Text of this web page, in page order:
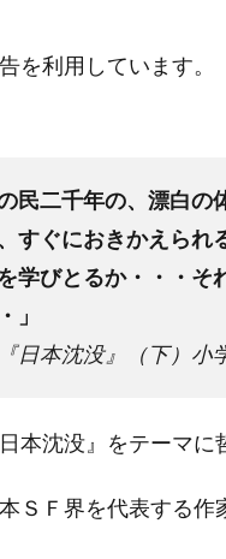
を利用しています。
の民二千年の、漂白
すぐにおきかえられ
学びとるか・・・そ
」
日本沈没』（下）小
本沈没』をテーマに
ＳＦ界を代表する